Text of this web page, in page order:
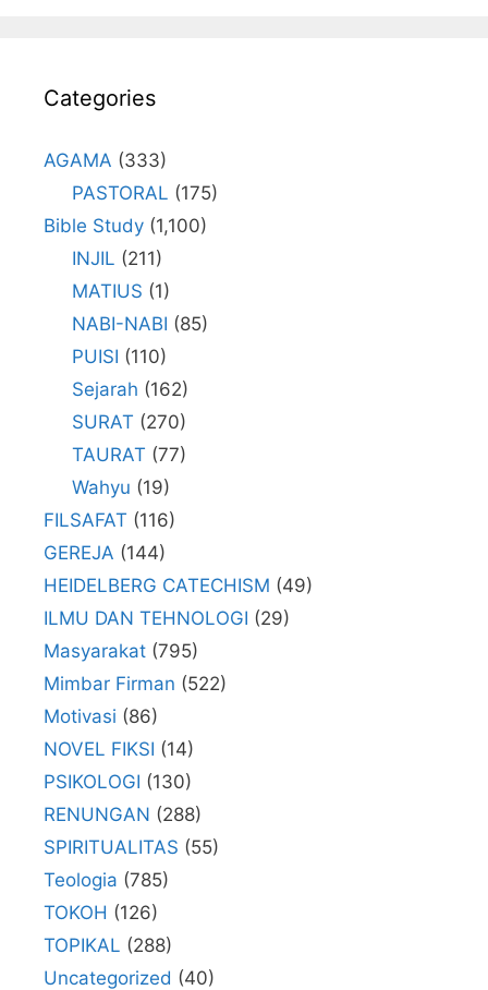
Categories
AGAMA (333)
PASTORAL (175)
Bible Study (1,100)
INJIL (211)
MATIUS (1)
NABI-NABI (85)
PUISI (110)
Sejarah (162)
SURAT (270)
TAURAT (77)
Wahyu (19)
FILSAFAT (116)
GEREJA (144)
HEIDELBERG CATECHISM (49)
ILMU DAN TEHNOLOGI (29)
Masyarakat (795)
Mimbar Firman (522)
Motivasi (86)
NOVEL FIKSI (14)
PSIKOLOGI (130)
RENUNGAN (288)
SPIRITUALITAS (55)
Teologia (785)
TOKOH (126)
TOPIKAL (288)
Uncategorized (40)